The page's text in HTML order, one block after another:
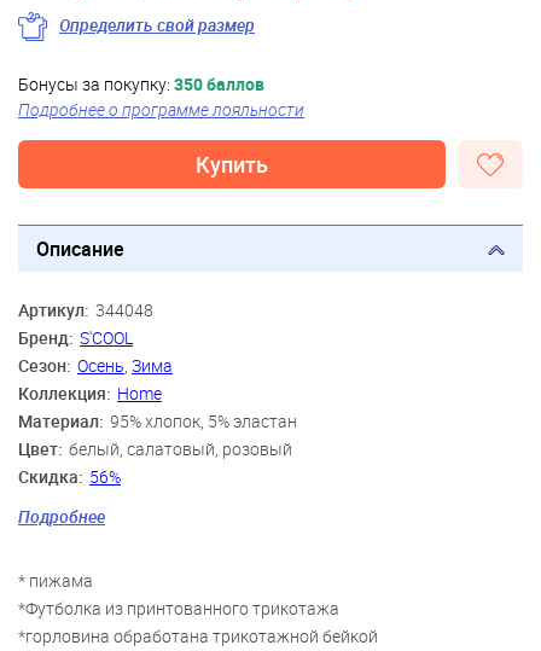
Определить свой размер
Бонусы за покупку: 350 баллов
Подробнее о программе лояльности
Купить
Описание
Артикул: 344048
Бренд: S'COOL
Сезон: Осень, Зима
Коллекция: Home
Материал: 95% хлопок, 5% эластан
Цвет: белый, салатовый, розовый
Скидка: 56%
Девочки
Возраст: 8 лет, 9 лет, 10 лет, 11 лет, 12 лет, 13 лет, 14 лет
Подробнее
* пижама
*Футболка из принтованного трикотажа
*горловина обработана трикотажной бейкой